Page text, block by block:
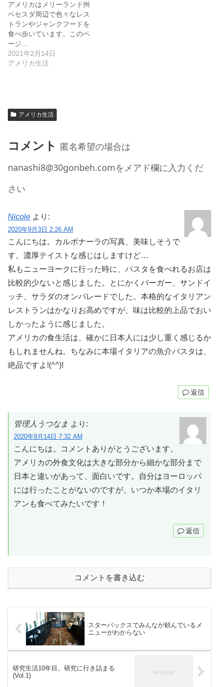
アメリカはメリーランド州
ベセスダ周辺で色々なレス
トランやジャンクフードを
食べ歩いています。このペ
ージ…
2021年2月14日
アメリカ生活
アメリカ生活
コメント 匿名希望の場合は
nanashi8@30gonbeh.comをメアド欄に入力くだ
さい
Nicole より:
2020年9月3日 2:26 AM
こんにちは。カルボナーラの写真、美味しそうで
す。濃厚テイストな感じはしますけど…
私もニューヨークに行った時に、パスタを食べれるお店は
比較的少ないと感じました。とにかくバーガー、サンドイ
ッチ、サラダのオンパレードでした。本格的なイタリアン
レストランはかなりお高めですが、味は比較的上品でおい
しかったように感じました。
アメリカの食生活は、確かに日本人には少し重く感じるか
もしれませんね。ちなみに本場イタリアの魚介パスタは、
絶品ですよ!(^^)!
返信
管理人うつなま より:
2020年9月14日 7:32 AM
こんにちは。コメントありがとうございます。
アメリカの外食文化は大きな部分から細かな部分まで
日本と違いがあって、面白いです。自分はヨーロッパ
には行ったことがないのですが、いつか本場のイタリ
アンも食べてみたいです！
返信
コメントを書き込む
スターバックスでみんなが頼んでいるメ
ニューがわからない
研究生活10年目。研究に行き詰まる
(Vol.1)